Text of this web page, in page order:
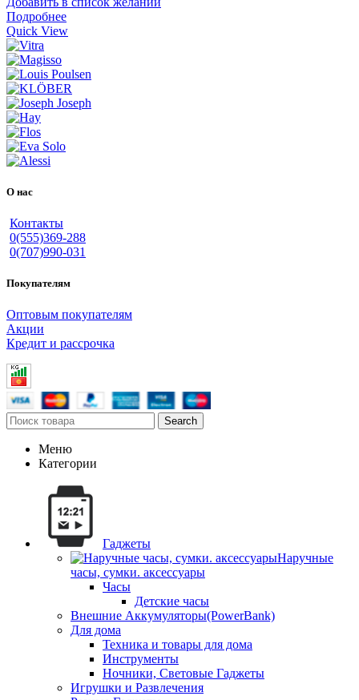
Подробнее
Quick View
О нас
Контакты
0(555)369-288
0(707)990-031
Покупателям
Оптовым покупателям
Акции
Кредит и рассрочка
Search
Меню
Категории
Гаджеты
Наручные
часы, сумки. аксессуары
Часы
Детские часы
Внешние Аккумуляторы(PowerBank)
Для дома
Техника и товары для дома
Инструменты
Ночники, Световые Гаджеты
Игрушки и Развлечения